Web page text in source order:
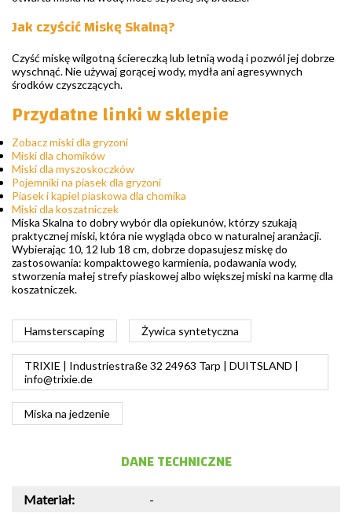
Jak czyścić Miskę Skalną?
Czyść miskę wilgotną ściereczką lub letnią wodą i pozwól jej dobrze
wyschnąć. Nie używaj gorącej wody, mydła ani agresywnych
środków czyszczących.
Przydatne linki w sklepie
Zobacz miski dla gryzoni
Miski dla chomików
Miski dla myszoskoczków
Pojemniki na piasek dla gryzoni
Piasek i kąpiel piaskowa dla chomika
Miski dla koszatniczek
Miska Skalna to dobry wybór dla opiekunów, którzy szukają
praktycznej miski, która nie wygląda obco w naturalnej aranżacji.
Wybierając 10, 12 lub 18 cm, dobrze dopasujesz miskę do
zastosowania: kompaktowego karmienia, podawania wody,
stworzenia małej strefy piaskowej albo większej miski na karmę dla
koszatniczek.
Hamsterscaping Żywica syntetyczna
TRIXIE | Industriestraße 32 24963 Tarp | DUITSLAND |
info@trixie.de
Miska na jedzenie
DANE TECHNICZNE
Materiał:
-